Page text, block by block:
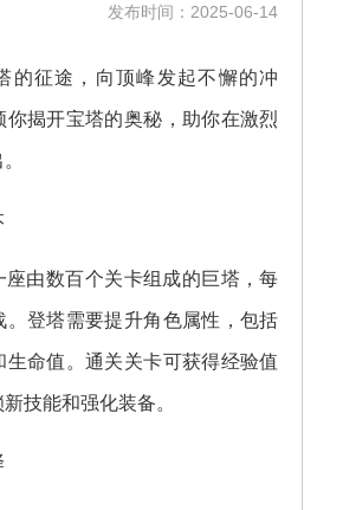
发布时间：2025-06-14
的征途，向顶峰发起不懈的冲
你揭开宝塔的奥秘，助你在激烈
座由数百个关卡组成的巨塔，每
。登塔需要提升角色属性，包括
生命值。通关关卡可获得经验值
技能和强化装备。